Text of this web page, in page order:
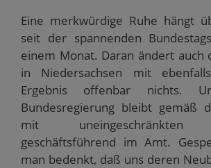
Eine merkwürdige Ruhe hängt
seit der spannenden
einem Monat. Daran ändert auch
in Niedersachsen mit
Ergebnis offenbar nichts.
Bundesregierung bleibt gemäß
mit uneingeschränkten
geschäftsführend im Amt.
man bedenkt, daß uns deren